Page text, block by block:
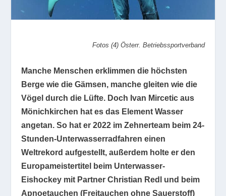
Fotos (4) Österr. Betriebssportverband
Manche Menschen erklimmen die höchsten
Berge wie die Gämsen, manche gleiten wie die
Vögel durch die Lüfte. Doch Ivan Mircetic aus
Mönichkirchen hat es das Element Wasser
angetan. So hat er 2022 im Zehnerteam beim 24-
Stunden-Unterwasserradfahren einen
Weltrekord aufgestellt, außerdem holte er den
Europameistertitel beim Unterwasser-
Eishockey mit Partner Christian Redl und beim
Apnoetauchen (Freitauchen ohne Sauerstoff)